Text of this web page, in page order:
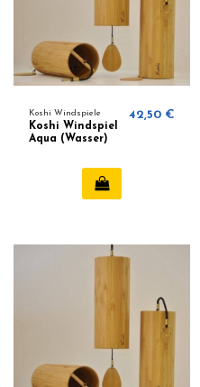
Koshi Windspiele
Koshi Windspiel
Aqua (Wasser)
42,50 €